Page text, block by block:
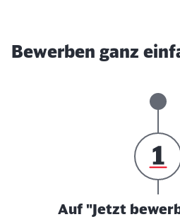
Bewerben ganz
Auf "Jetzt